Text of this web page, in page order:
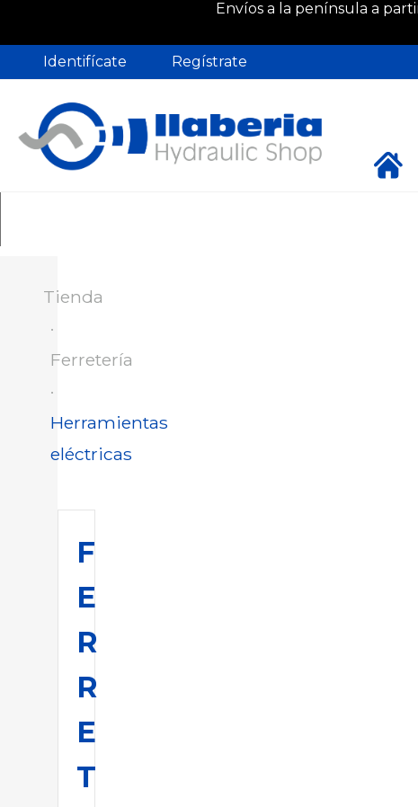
Envíos a la península a
Identifícate Regístrate
Tienda
Ferretería
Herramientas
eléctricas
F
E
R
R
E
T